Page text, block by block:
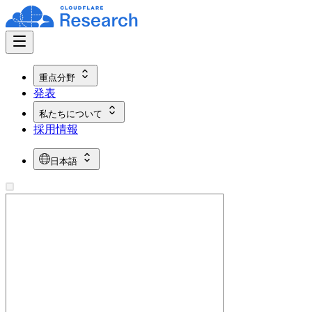
重点分野
発表
私たちについて
採用情報
日本語